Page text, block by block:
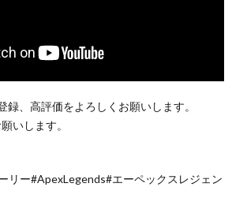
録、高評価をよろしくお願いします。
いします。
リー#ApexLegends#エーペックスレジェン